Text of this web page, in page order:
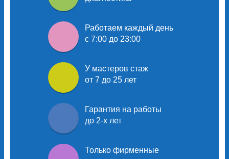
Работаем каждый день
с 7:00 до 23:00
У мастеров стаж
от 7 до 25 лет
Гарантия на работы
до 2-х лет
Только фирменные